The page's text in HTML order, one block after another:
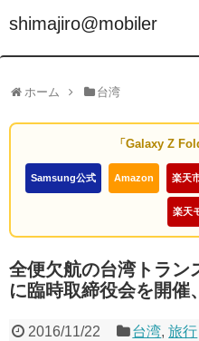
shimajiro@mobiler
ホーム 台湾
「Galaxy Z
Samsung公式 Amazon 楽天
楽天
全便欠航の台湾トラン
に臨時取締役会を開催
2016/11/22 台湾,旅行